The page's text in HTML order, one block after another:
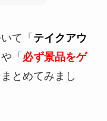
て「 テイクアウ
「 必ず景品をゲ
とめてみまし